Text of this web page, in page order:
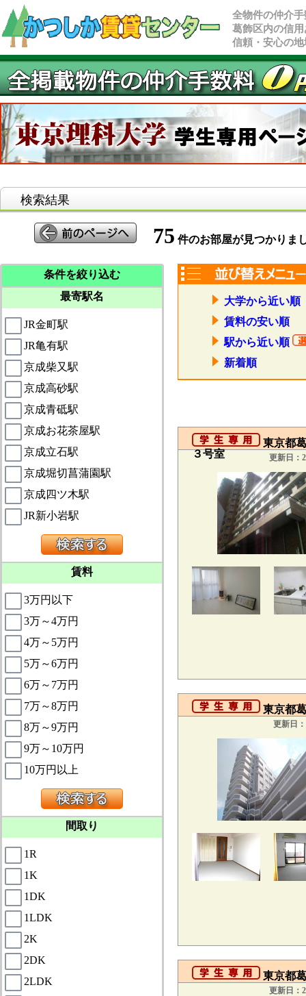
全物件の仲介
葛飾区内の信
信頼・安心の
検索結果
75 件のお部屋が見つかりま
条件を絞り込む
最寄駅名
JR金町駅
JR亀有駅
京成柴又駅
京成高砂駅
京成青砥駅
京成お花茶屋駅
京成立石駅
京成堀切菖蒲園駅
京成四ツ木駅
JR新小岩駅
賃料
3万円以下
3万～4万円
4万～5万円
5万～6万円
6万～7万円
7万～8万円
8万～9万円
9万～10万円
10万円以上
間取り
1R
1K
1DK
1LDK
2K
2DK
2LDK
大学から近い順
賃料の安い順
駅から近い順
新着順
東京都
３号室
更新日：
東京都
更新日
東京都
更新日：